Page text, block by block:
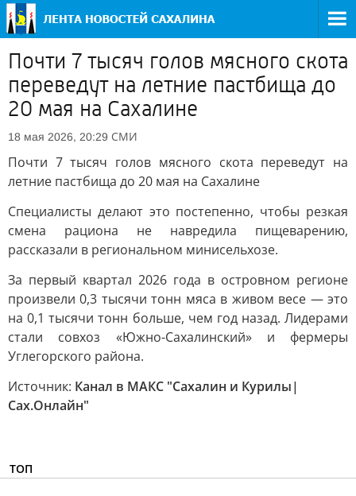
Почти 7 тысяч голов мясного скота
переведут на летние пастбища до
20 мая на Сахалине
18 мая 2026, 20:29 СМИ
Почти 7 тысяч голов мясного скота переведут на
летние пастбища до 20 мая на Сахалине
Специалисты делают это постепенно, чтобы резкая
смена рациона не навредила пищеварению,
рассказали в региональном минисельхозе.
За первый квартал 2026 года в островном регионе
произвели 0,3 тысячи тонн мяса в живом весе — это
на 0,1 тысячи тонн больше, чем год назад. Лидерами
стали совхоз «Южно-Сахалинский» и фермеры
Углегорского района.
Источник: Канал в МАКС "Сахалин и Курилы|
Сах.Онлайн"
ТОП